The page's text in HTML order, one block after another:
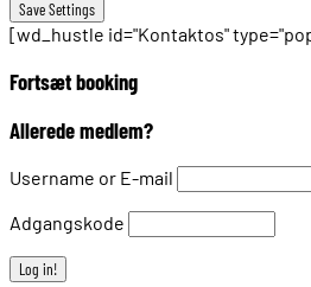
[wd_hustle id="Kontaktos"
Fortsæt booking
Allerede medlem?
Username or E-mail
Adgangskode